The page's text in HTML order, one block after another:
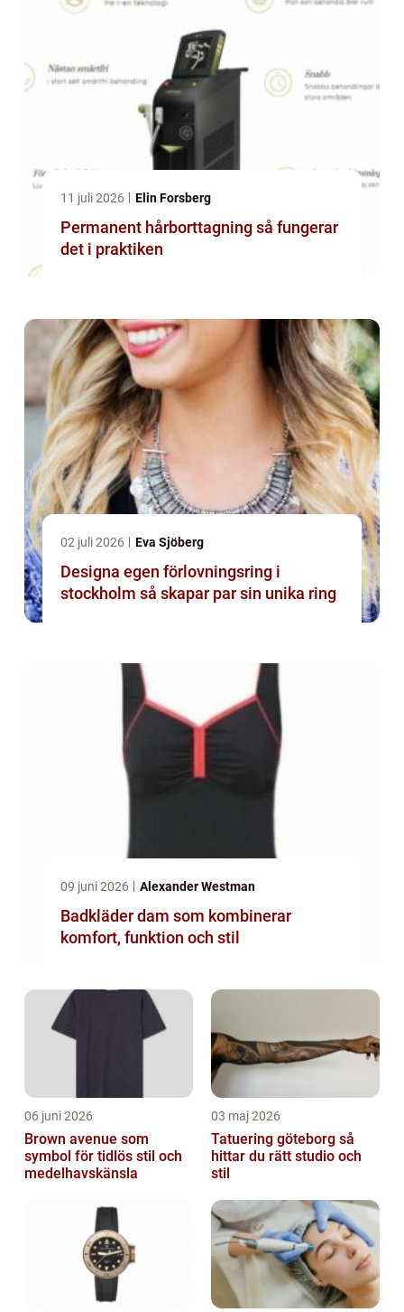
11 juli 2026 Elin Forsberg
Permanent hårborttagning så fungerar
det i praktiken
02 juli 2026 Eva Sjöberg
Designa egen förlovningsring i
stockholm så skapar par sin unika ring
09 juni 2026 Alexander Westman
Badkläder dam som kombinerar
komfort, funktion och stil
06 juni 2026
Brown avenue som
symbol för tidlös stil och
medelhavskänsla
03 maj 2026
Tatuering göteborg så
hittar du rätt studio och
stil